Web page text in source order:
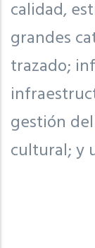
calidad,
grandes
trazado;
gestión
cultural; y